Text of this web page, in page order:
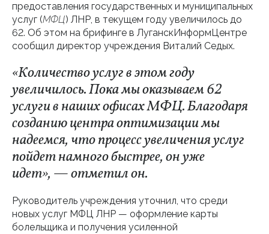
предоставления государственных и муниципальных
услуг (МФЦ) ЛНР, в текущем году увеличилось до
62. Об этом на брифинге в ЛуганскИнформЦентре
сообщил директор учреждения Виталий Седых.
«Количество услуг в этом году
увеличилось. Пока мы оказываем 62
услуги в наших офисах МФЦ. Благодаря
созданию центра оптимизации мы
надеемся, что процесс увеличения услуг
пойдет намного быстрее, он уже
идет», — отметил он.
Руководитель учреждения уточнил, что среди
новых услуг МФЦ ЛНР — оформление карты
болельщика и получения усиленной